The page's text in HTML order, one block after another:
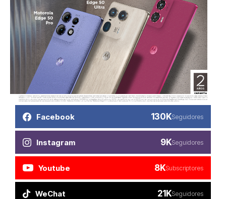
Facebook 130KSeguidores
Instagram 9KSeguidores
Youtube 8KSubscriptores
WeChat 21KSeguidores